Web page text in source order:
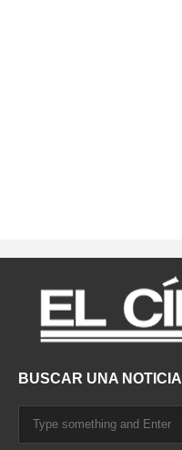
BUSCAR UNA NOTICIA